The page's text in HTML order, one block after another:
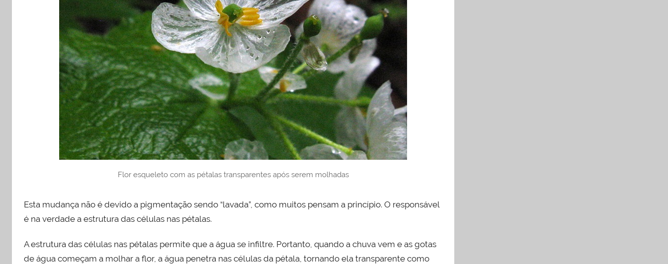
Flor esqueleto com as pétalas transparentes após serem molhadas
Esta mudança não é devido a pigmentação sendo “lavada”, como muitos pensam a princípio. O responsável
é na verdade a estrutura das células nas pétalas.
A estrutura das células nas pétalas permite que a água se infiltre. Portanto, quando a chuva vem e as gotas
de água começam a molhar a flor, a água penetra nas células da pétala, tornando ela transparente como